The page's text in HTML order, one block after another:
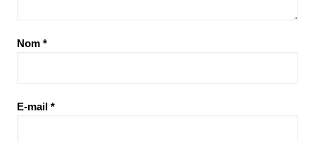
Nom *
E-mail *